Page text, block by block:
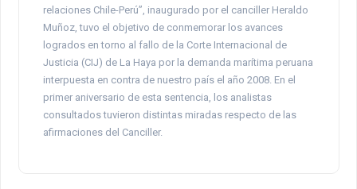
relaciones Chile-Perú”, inaugurado por el canciller Heraldo
Muñoz, tuvo el objetivo de conmemorar los avances
logrados en torno al fallo de la Corte Internacional de
Justicia (CIJ) de La Haya por la demanda marítima peruana
interpuesta en contra de nuestro país el año 2008. En el
primer aniversario de esta sentencia, los analistas
consultados tuvieron distintas miradas respecto de las
afirmaciones del Canciller.